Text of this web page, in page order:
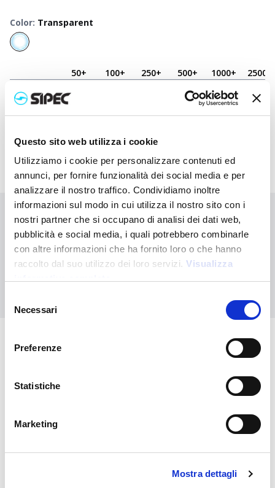
Questo sito web utilizza i cookie
Utilizziamo i cookie per personalizzare contenuti ed
annunci, per fornire funzionalità dei social media e per
analizzare il nostro traffico. Condividiamo inoltre
informazioni sul modo in cui utilizza il nostro sito con i
nostri partner che si occupano di analisi dei dati web,
pubblicità e social media, i quali potrebbero combinarle
con altre informazioni che ha fornito loro o che hanno
raccolto dal suo utilizzo dei loro servizi. Visualizza
delNecessari
Preferenze
Statistiche
Marketing
Mostra dettagli
Color: Transparent
50+ 100+ 250+ 500+ 1000+ 2500
neutro
0,200 0,200€ 0,200€ 0,200
1,120€ 1,075€ 1,032€ 0,990€ 0,950€ 0,875€
¿No has encontrado lo que buscabas?
Contáctanos para recibir asistencia o haz tu pedido
personalizado
Contáctanos
También puede interesarle